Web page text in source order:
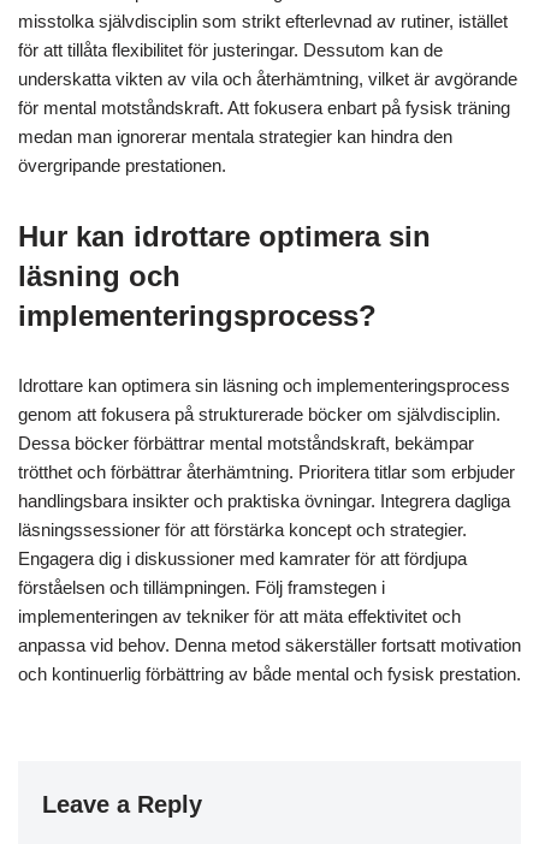
misstolka självdisciplin som strikt efterlevnad av rutiner, istället
för att tillåta flexibilitet för justeringar. Dessutom kan de
underskatta vikten av vila och återhämtning, vilket är avgörande
för mental motståndskraft. Att fokusera enbart på fysisk träning
medan man ignorerar mentala strategier kan hindra den
övergripande prestationen.
Hur kan idrottare optimera sin
läsning och
implementeringsprocess?
Idrottare kan optimera sin läsning och implementeringsprocess
genom att fokusera på strukturerade böcker om självdisciplin.
Dessa böcker förbättrar mental motståndskraft, bekämpar
trötthet och förbättrar återhämtning. Prioritera titlar som erbjuder
handlingsbara insikter och praktiska övningar. Integrera dagliga
läsningssessioner för att förstärka koncept och strategier.
Engagera dig i diskussioner med kamrater för att fördjupa
förståelsen och tillämpningen. Följ framstegen i
implementeringen av tekniker för att mäta effektivitet och
anpassa vid behov. Denna metod säkerställer fortsatt motivation
och kontinuerlig förbättring av både mental och fysisk prestation.
Leave a Reply